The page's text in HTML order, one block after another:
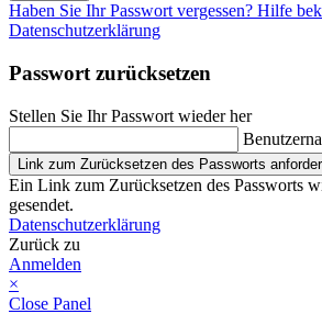
Haben Sie Ihr Passwort vergessen? Hilfe
Datenschutzerklärung
Passwort zurücksetzen
Stellen Sie Ihr Passwort wieder her
Link zum Zurücksetzen des Passworts
Ein Link zum Zurücksetzen des Passworts
gesendet.
Datenschutzerklärung
Zurück zu
Anmelden
×
Close Panel